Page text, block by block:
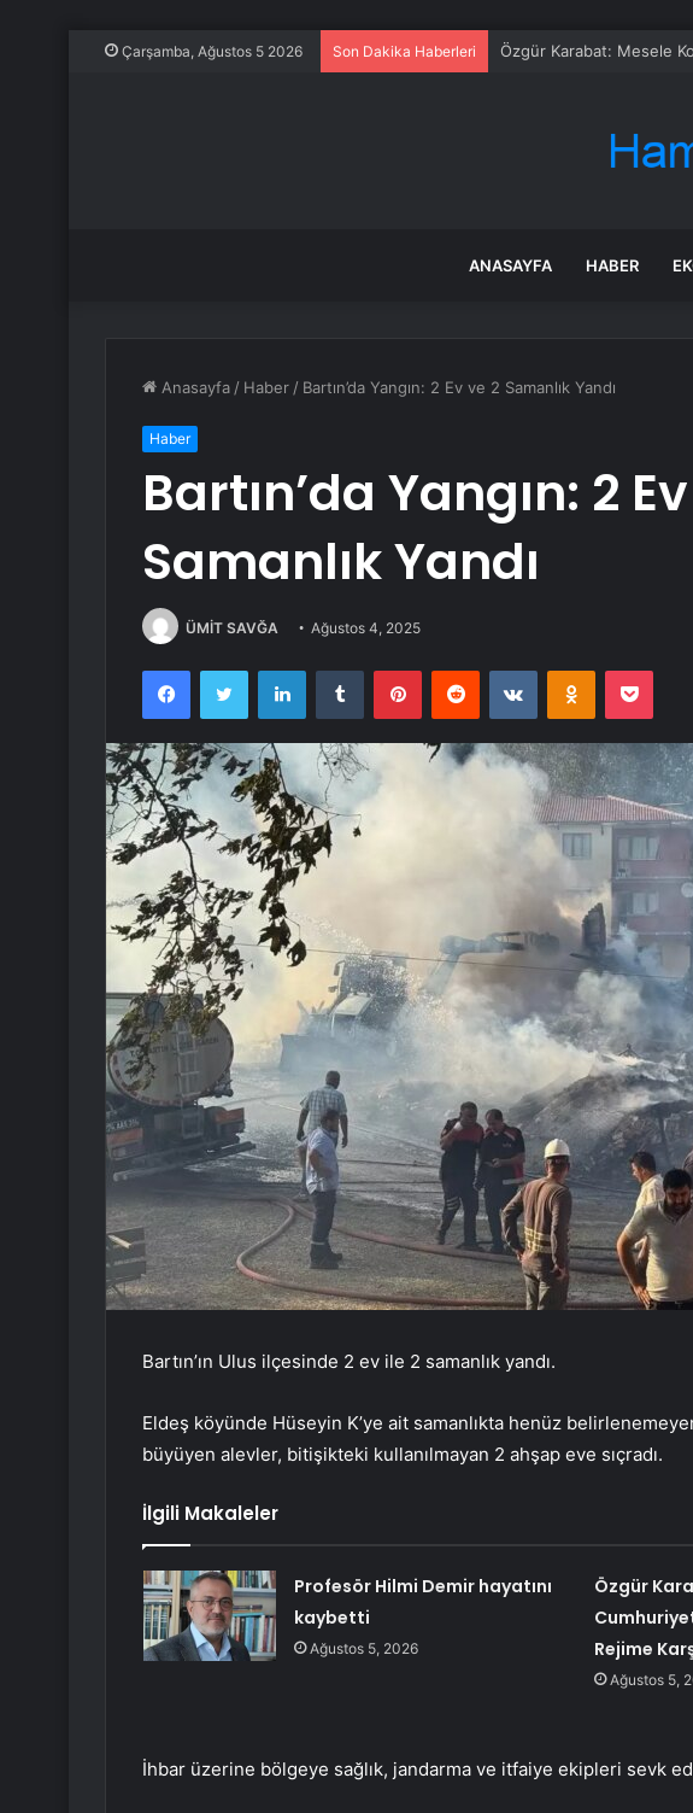
Çarşamba, Ağustos 5 2026 Son Dakika Haberleri Özgür Karabat: Mesele
ANASAYFA HABER
Anasayfa / Haber / Bartın’da Yangın: 2 Ev ve 2 Samanlık Yandı
Haber
Bartın’da Yangın: 2
Samanlık Yandı
ÜMİT SAVĞA Ağustos 4, 2025
FacebookTwitter LinkedInTumblr PinterestReddit VKontakteOdnoklassniki
Pocket
Bartın’ın Ulus ilçesinde 2 ev ile 2 samanlık yandı.
Eldeş köyünde Hüseyin K’ye ait samanlıkta henüz
büyüyen alevler, bitişikteki kullanılmayan 2 ahşap eve sıçradı.
İlgili Makaleler
Profesör Hilmi Demir hayatını
kaybetti
Ağustos 5, 2026
Özgür
Rejime
Ağustos 5,
İhbar üzerine bölgeye sağlık, jandarma ve itfaiye ekipleri sevk